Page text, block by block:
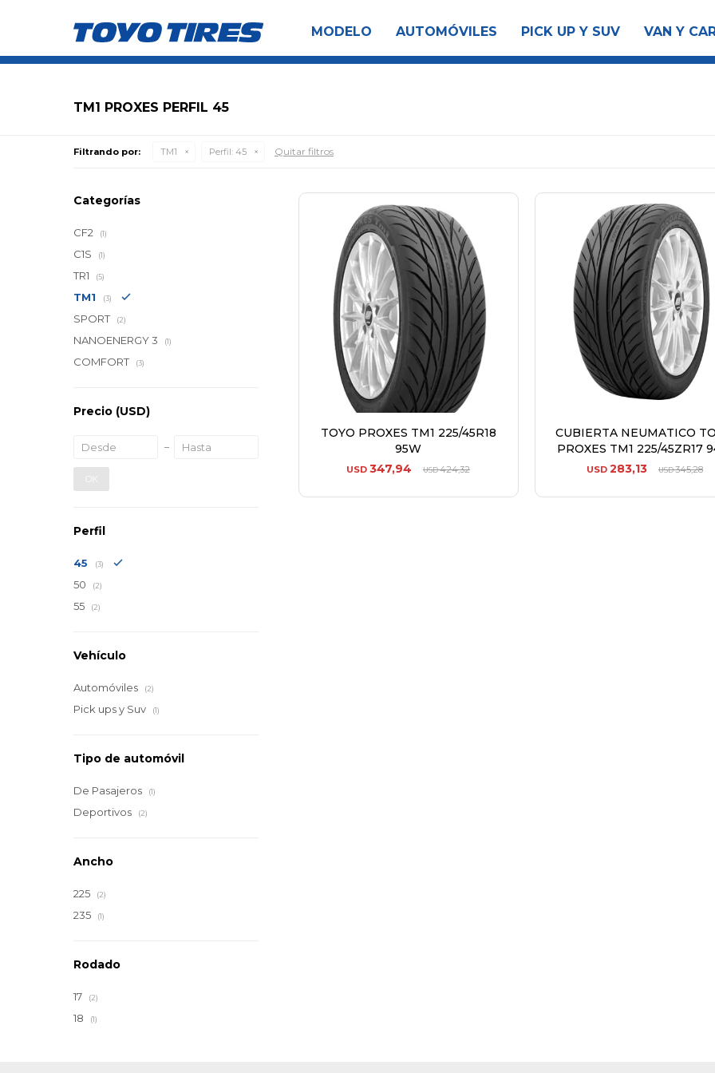
MODELO AUTOMÓVILES PICK UP Y SUV VAN Y
TM1 PROXES PERFIL 45
Filtrando por: TM1 Perfil: 45 Quitar filtros
TOYO PROXES TM1 225/45R18
95W
USD 347,94 USD424,32
CUBIERTA NEUMATICO
PROXES TM1 225/45ZR17
USD 283,13 USD345,28
Categorías
CF2 (1)
C1S (1)
TR1 (5)
TM1 (3)
SPORT (2)
NANOENERGY 3 (1)
COMFORT (3)
Precio (USD)
OK
Perfil
45 (3)
50 (2)
55 (2)
Vehículo
Automóviles (2)
Pick ups y Suv (1)
Tipo de automóvil
De Pasajeros (1)
Deportivos (2)
Ancho
225 (2)
235 (1)
Rodado
17 (2)
18 (1)